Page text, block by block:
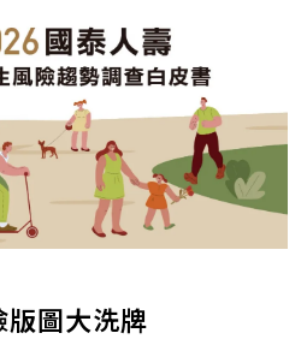
圖大洗牌